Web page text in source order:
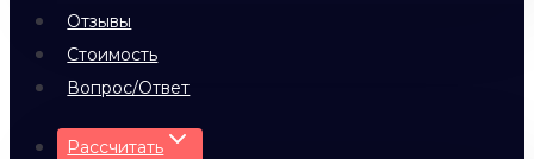
Отзывы
Стоимость
Вопрос/Ответ
Рассчитать